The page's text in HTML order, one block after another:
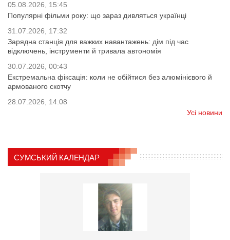
05.08.2026, 15:45
Популярні фільми року: що зараз дивляться українці
31.07.2026, 17:32
Зарядна станція для важких навантажень: дім під час
відключень, інструменти й тривала автономія
30.07.2026, 00:43
Екстремальна фіксація: коли не обійтися без алюмінієвого й
армованого скотчу
28.07.2026, 14:08
Усі новини
СУМСЬКИЙ КАЛЕНДАР